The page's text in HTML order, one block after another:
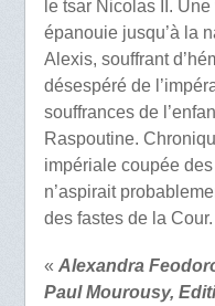
le tsar Nicolas II.
épanouie jusqu’à la
Alexis, souffrant
désespéré de
souffrances de
Raspoutine.
impériale coupée
n’aspirait
des fastes de la Cour.
« Alexandra
Paul Mourousy,